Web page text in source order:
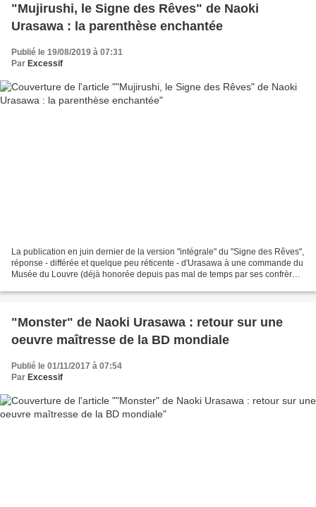
"Mujirushi, le Signe des Rêves" de Naoki
Urasawa : la parenthèse enchantée
Publié le 19/08/2019 à 07:31
Par Excessif
La publication en juin dernier de la version "intégrale" du "Signe des Rêves",
réponse - différée et quelque peu réticente - d'Urasawa à une commande du
Musée du Louvre (déjà honorée depuis pas mal de temps par ses confrères
"Monster" de Naoki Urasawa : retour sur une
oeuvre maîtresse de la BD mondiale
Publié le 01/11/2017 à 07:54
Par Excessif